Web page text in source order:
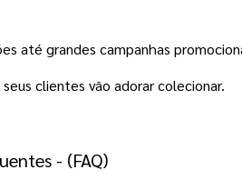
até grandes campanhas
clientes vão adorar colecionar.
- (FAQ)